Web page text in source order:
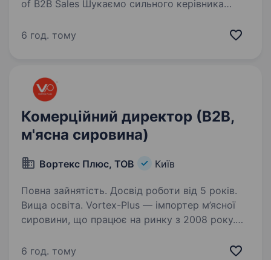
of B2B Sales Шукаємо сильного керівника
food retail який уміє і керувати командою, і
6 год. тому
Комерційний директор (В2В,
м'ясна сировина)
Вортекс Плюс, ТОВ Київ
Повна зайнятість. Досвід роботи від 5 років.
Вища освіта. Vortex-Plus — імпортер м’ясної
сировини, що працює на ринку з 2008 року.
європейськими виробниками та забезпечуємо
6 год. тому